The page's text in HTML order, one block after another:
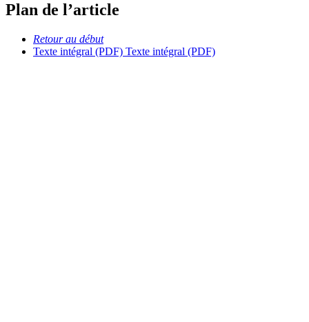
Plan de l’article
Retour au début
Texte intégral (PDF) Texte intégral (PDF)